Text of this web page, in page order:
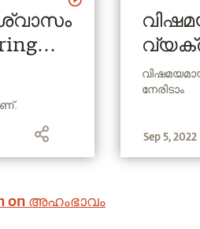
യോഗ
toxic
നേരിടാം
Sep 5, 2022
on അഹംഭാവം